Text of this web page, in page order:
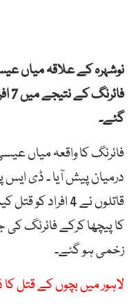
نوشہرہ کے علاقہ میاں
گئے۔
فائرنگ کا واقعہ میاں
درمیان پیش آیا ۔ ڈی ایس
قاتلوں نے 4
زخمی ہو گئے۔
لاہور میں بچوں کے قتل